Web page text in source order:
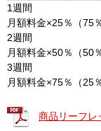
1週間
月額料金×25％（75
2週間
月額料金×50％（50
3週間
月額料金×75％（25
商品リーフレ